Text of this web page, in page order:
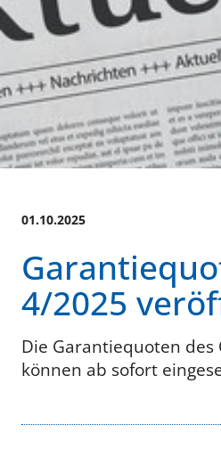
01.10.2025
4/2025
Die Garantiequoten des
können ab sofort